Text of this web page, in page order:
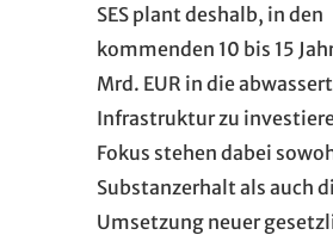
SES plant deshalb, in den
kommenden 10 bis 15
Mrd. EUR in die
Infrastruktur zu
Fokus stehen dabei
Substanzerhalt als auch
Umsetzung neuer